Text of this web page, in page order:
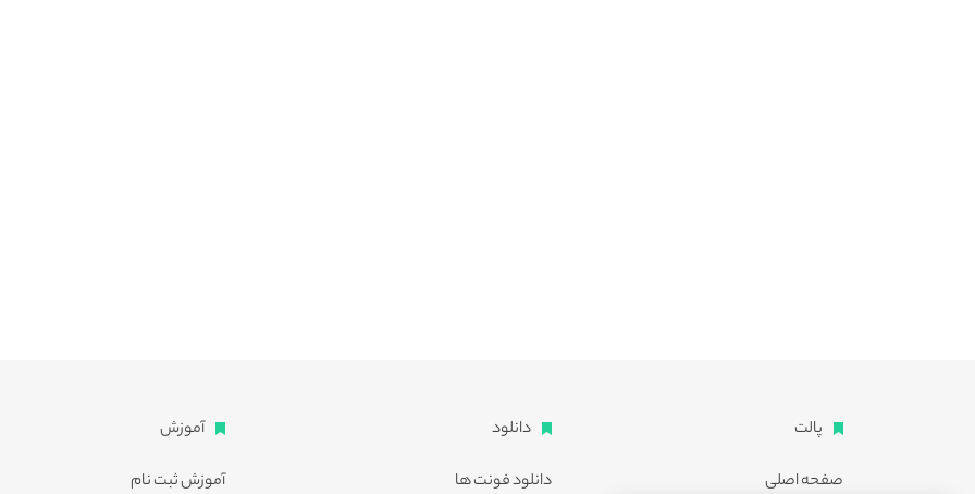
پالت
صفحه اصلی
دانلود
دانلود فونت ها
آموزش
آموزش ثبت نام